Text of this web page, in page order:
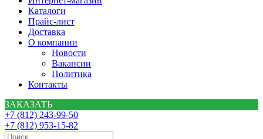
Каталоги
Прайс-лист
Доставка
О компании
Новости
Вакансии
Политика
Контакты
ЗАКАЗАТЬ
+7 (812) 243-99-50
+7 (812) 953-15-82